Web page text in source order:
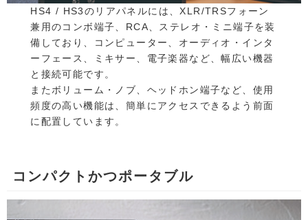
HS4 / HS3のリアパネルには、XLR/TRSフォーン
兼用のコンボ端子、RCA、ステレオ・ミニ端子を装
備しており、コンピューター、オーディオ・インタ
ーフェース、ミキサー、電子楽器など、幅広い機器
と接続可能です。
またボリューム・ノブ、ヘッドホン端子など、使用
頻度の高い機能は、簡単にアクセスできるよう前面
に配置しています。
コンパクトかつポータブル